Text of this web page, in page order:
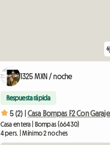
6
1325 MXN / noche
Respuesta rápida
5 (2) |
Casa entera | Bompas (66430)
4 pers. | Mínimo 2 noches